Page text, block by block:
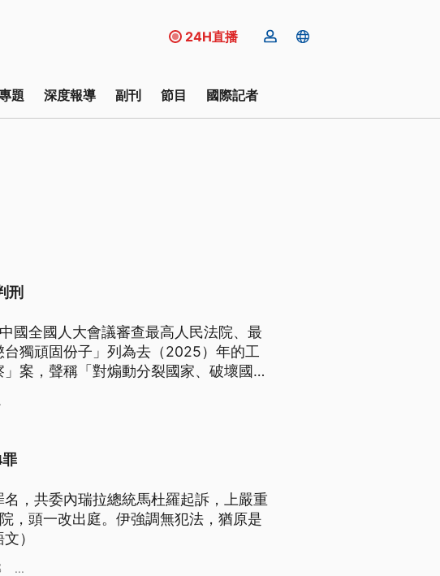
24H直播
題 深度報導 副刊 節目 國際記者
刑
國全國人大會議審查最高人民法院、最
獨頑固份子」列為去（2025）年的工
案，聲稱「對煽動分裂國家、破壞國家
的本質。
，共委內瑞拉總統馬杜羅起訴，上嚴重
，頭一改出庭。伊強調無犯法，猶原是
）
...